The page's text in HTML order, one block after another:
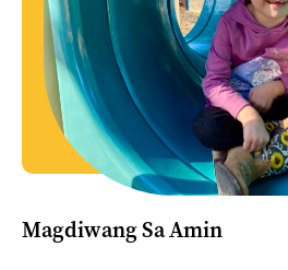
Magdiwang Sa Amin